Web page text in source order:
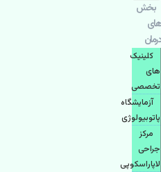
بخش
های
درمان
کلینیک
های
تخصصی
آزمایشگاه
پاتوبیولوژی
مرکز
جراحی
لاپاراسکوپی